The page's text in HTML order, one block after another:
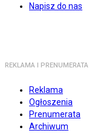
Napisz do nas
REKLAMA I PRENUMERATA
Reklama
Ogłoszenia
Prenumerata
Archiwum